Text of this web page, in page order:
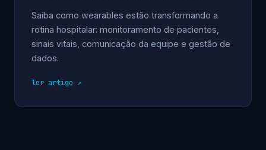
Saiba como wearables estão transformando a
rotina hospitalar: monitoramento de pacientes,
sinais vitais, comunicação da equipe e gestão de
dados.
ler artigo